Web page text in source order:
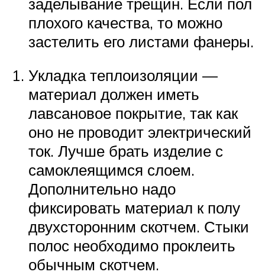
плохого качества, то можно
застелить его листами фанеры.
Укладка теплоизоляции —
материал должен иметь
лавсановое покрытие, так как
оно не проводит электрический
ток. Лучше брать изделие с
самоклеящимся слоем.
Дополнительно надо
фиксировать материал к полу
двухсторонним скотчем. Стыки
полос необходимо проклеить
обычным скотчем.